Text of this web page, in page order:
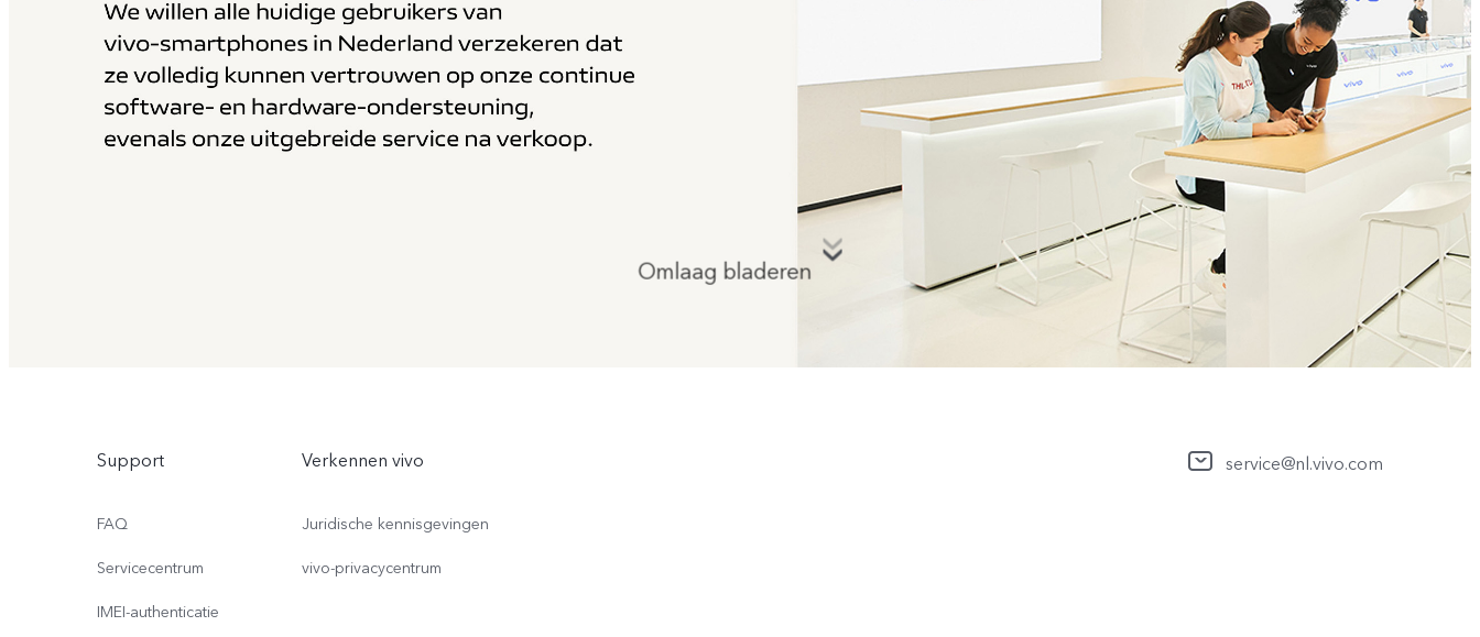
Omlaag bladeren
Support
FAQ
Servicecentrum
IMEI-authenticatie
Verkennen vivo
Juridische kennisgevingen
vivo-privacycentrum
service@nl.vivo.com